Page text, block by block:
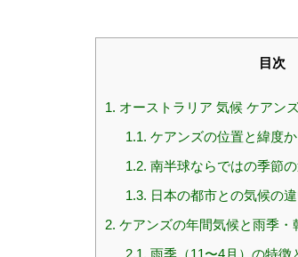
目次
1. オーストラリア 気候 ケアン
1.1. ケアンズの位置と緯度
1.2. 南半球ならではの季節
1.3. 日本の都市との気候の
2. ケアンズの年間気候と雨季・